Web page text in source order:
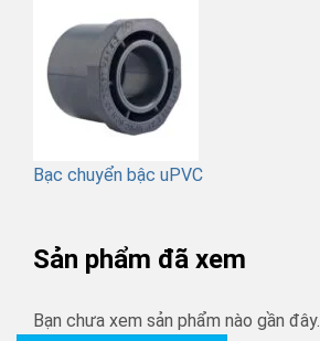
Bạc chuyển bậc uPVC
Sản phẩm đã xem
Bạn chưa xem sản phẩm nào gần đây.